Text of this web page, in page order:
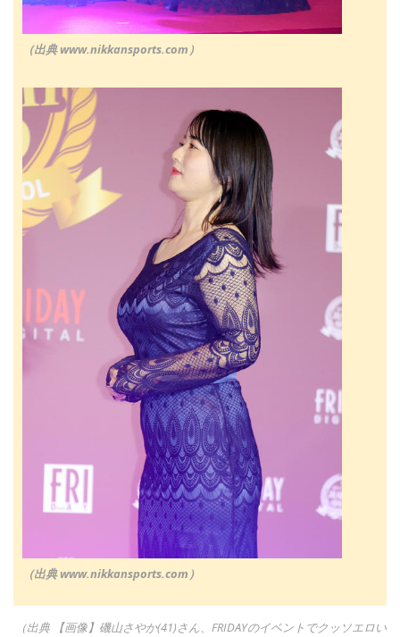
（出典 www.nikkansports.com）
（出典 www.nikkansports.com）
（出典 【画像】磯山さやか(41)さん、FRIDAYのイベントでクッソエロい